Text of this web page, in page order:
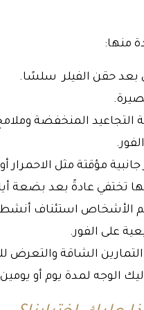
منها:
بعد حقن الفيلر سلسًا.
التجاعيد المنخفضة
مؤقتة مثل الاحمرار أو
تختفي عادةً بعد بضعة
الأشخاص استئناف
على الفور.
الشاقة والتعرض
الوجه لمدة يوم أو